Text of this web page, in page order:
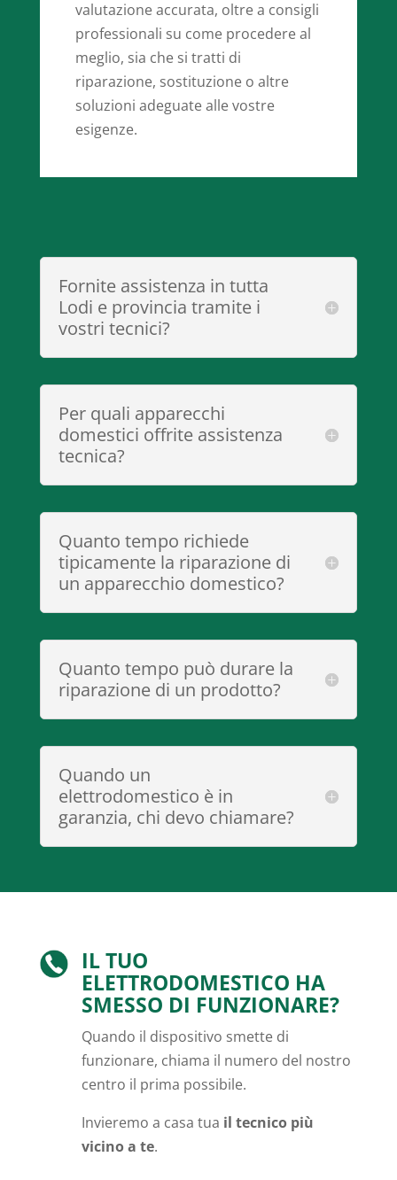
valutazione accurata, oltre a consigli
professionali su come procedere al
meglio, sia che si tratti di
riparazione, sostituzione o altre
soluzioni adeguate alle vostre
esigenze.
Fornite assistenza in tutta
Lodi e provincia tramite i
vostri tecnici?
Per quali apparecchi
domestici offrite assistenza
tecnica?
Quanto tempo richiede
tipicamente la riparazione di
un apparecchio domestico?
Quanto tempo può durare la
riparazione di un prodotto?
Quando un
elettrodomestico è in
garanzia, chi devo chiamare?
IL TUO
ELETTRODOMESTICO HA
SMESSO DI FUNZIONARE?
Quando il dispositivo smette di
funzionare, chiama il numero del nostro
centro il prima possibile.
Invieremo a casa tua il tecnico più
vicino a te.